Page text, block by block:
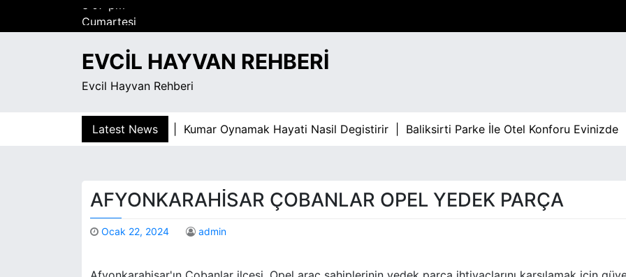
Cumartesi
Ağustos 8, 2026
EVCIL HAYVAN REHBERI
Evcil Hayvan Rehberi
Latest News Kumar Oynamak Hayati Nasil Degistirir |Baliksirti Parke İle Otel Konforu Evinizde |
AFYONKARAHISAR ÇOBANLAR OPEL YEDEK PARÇA
Ocak 22, 2024 admin